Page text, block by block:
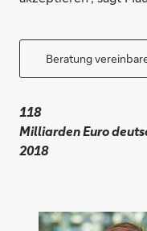
Beratung
118
Milliarden Euro
2018